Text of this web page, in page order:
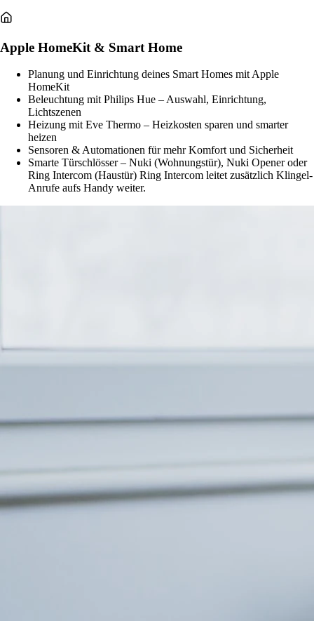
Apple HomeKit & Smart Home
Planung und Einrichtung deines Smart Homes mit Apple
HomeKit
Beleuchtung mit Philips Hue – Auswahl, Einrichtung,
Lichtszenen
Heizung mit Eve Thermo – Heizkosten sparen und smarter
heizen
Sensoren & Automationen für mehr Komfort und Sicherheit
Smarte Türschlösser – Nuki (Wohnungstür), Nuki Opener oder
Ring Intercom (Haustür) Ring Intercom leitet zusätzlich Klingel-
Anrufe aufs Handy weiter.